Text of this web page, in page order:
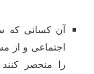
آن کسانى که
اجتماعى و از
را منحصر